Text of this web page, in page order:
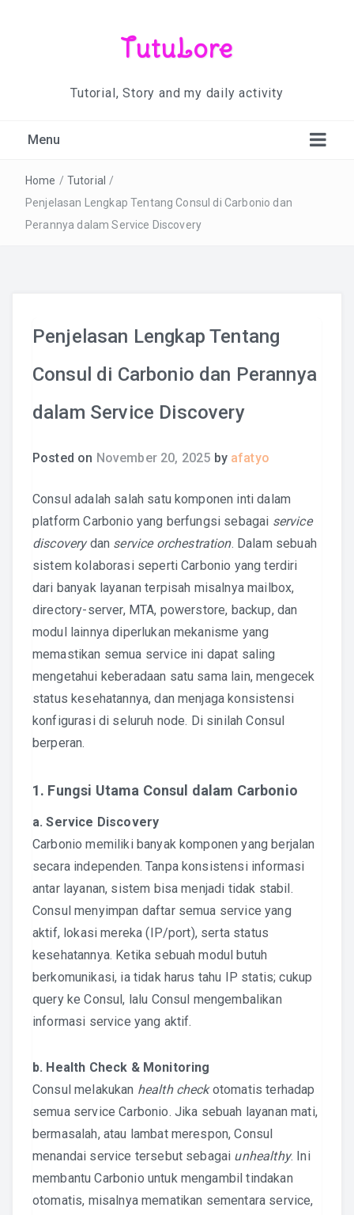
TutuLore
Tutorial, Story and my daily activity
Menu
Home / Tutorial /
Penjelasan Lengkap Tentang Consul di Carbonio dan
Perannya dalam Service Discovery
Penjelasan Lengkap Tentang
Consul di Carbonio dan Perannya
dalam Service Discovery
Posted on November 20, 2025 by afatyo
Consul adalah salah satu komponen inti dalam
platform Carbonio yang berfungsi sebagai service
discoverydan service orchestration. Dalam sebuah
sistem kolaborasi seperti Carbonio yang terdiri
dari banyak layanan terpisah misalnya mailbox,
directory-server, MTA, powerstore, backup, dan
modul lainnya diperlukan mekanisme yang
memastikan semua service ini dapat saling
mengetahui keberadaan satu sama lain, mengecek
status kesehatannya, dan menjaga konsistensi
konfigurasi di seluruh node. Di sinilah Consul
berperan.
1. Fungsi Utama Consul dalam Carbonio
a. Service Discovery
Carbonio memiliki banyak komponen yang berjalan
secara independen. Tanpa konsistensi informasi
antar layanan, sistem bisa menjadi tidak stabil.
Consul menyimpan daftar semua service yang
aktif, lokasi mereka (IP/port), serta status
kesehatannya. Ketika sebuah modul butuh
berkomunikasi, ia tidak harus tahu IP statis; cukup
query ke Consul, lalu Consul mengembalikan
informasi service yang aktif.
b. Health Check & Monitoring
Consul melakukan health checkotomatis terhadap
semua service Carbonio. Jika sebuah layanan mati,
bermasalah, atau lambat merespon, Consul
menandai service tersebut sebagai unhealthy. Ini
membantu Carbonio untuk mengambil tindakan
otomatis, misalnya mematikan sementara service,